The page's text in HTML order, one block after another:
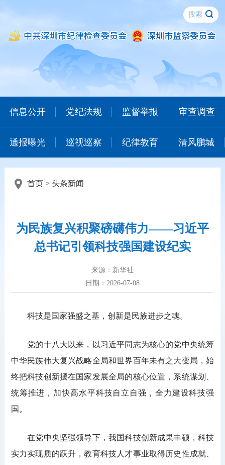
信息公开 党纪法规 监督举报 审查调查
通报曝光 巡视巡察 纪律教育 清风鹏城
首页> 头条新闻
为民族复兴积聚磅礴伟力——习近平
总书记引领科技强国建设纪实
来源：新华社
日期：2026-07-08
科技是国家强盛之基，创新是民族进步之魂。
党的十八大以来，以习近平同志为核心的党中央统筹
中华民族伟大复兴战略全局和世界百年未有之大变局，始
终把科技创新摆在国家发展全局的核心位置，系统谋划、
统筹推进，加快高水平科技自立自强，全力建设科技强
国。
在党中央坚强领导下，我国科技创新成果丰硕，科技
实力实现质的跃升，教育科技人才事业取得历史性成就、